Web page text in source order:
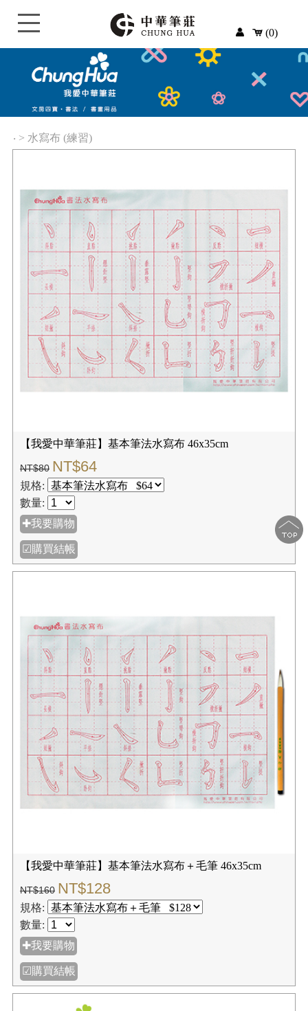
(0)
‧ > 水寫布 (練習)
【我愛中華筆莊】基本筆法水寫布 46x35cm
NT$80 NT$64
規格:
數量:
✚我要購物
☑購買結帳
【我愛中華筆莊】基本筆法水寫布＋毛筆 46x35cm
NT$160 NT$128
規格:
數量:
✚我要購物
☑購買結帳